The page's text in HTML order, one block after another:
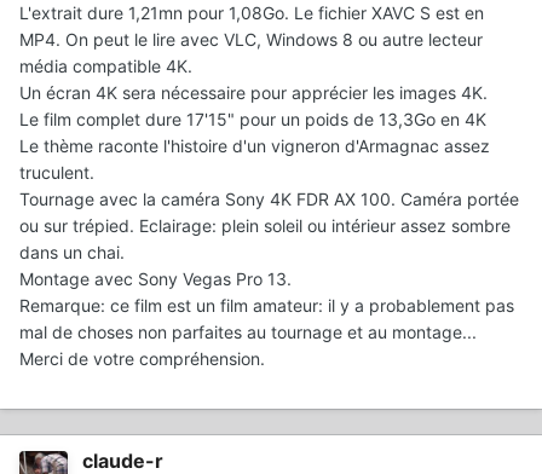
L'extrait dure 1,21mn pour 1,08Go. Le fichier XAVC S est en
MP4. On peut le lire avec VLC, Windows 8 ou autre lecteur
média compatible 4K.
Un écran 4K sera nécessaire pour apprécier les images 4K.
Le film complet dure 17'15" pour un poids de 13,3Go en 4K
Le thème raconte l'histoire d'un vigneron d'Armagnac assez
truculent.
Tournage avec la caméra Sony 4K FDR AX 100. Caméra portée
ou sur trépied. Eclairage: plein soleil ou intérieur assez sombre
dans un chai.
Montage avec Sony Vegas Pro 13.
Remarque: ce film est un film amateur: il y a probablement pas
mal de choses non parfaites au tournage et au montage...
Merci de votre compréhension.
claude-r